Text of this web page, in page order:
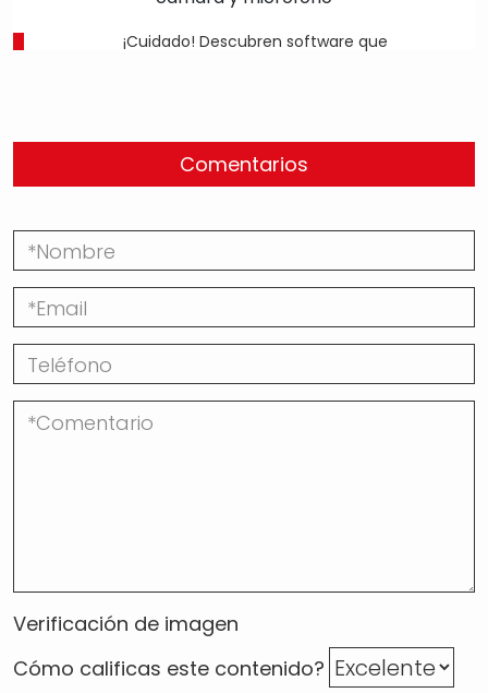
¡Cuidado! Descubren software que
Comentarios
Verificación de imagen
Cómo calificas este contenido?